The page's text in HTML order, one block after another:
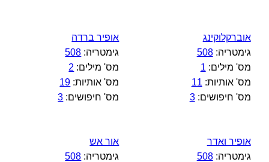
אוברקלוקינג
גימטריה:508
מס' מילים: 1
מס' אותיות: 11
מס' חיפושים:3
אופיר ברדה
גימטריה: 508
מס' מילים: 2
מס' אותיות: 19
מס' חיפושים: 3
אופיר ואדר
גימטריה:508
אור אש
גימטריה: 508